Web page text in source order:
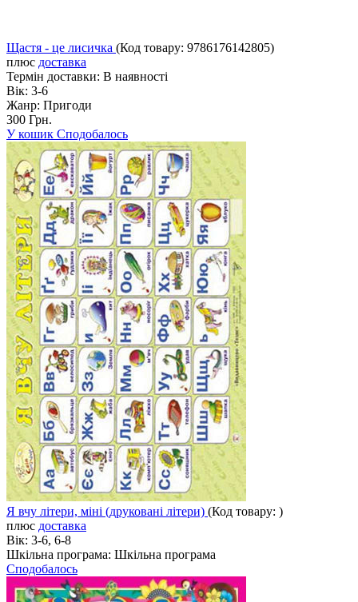
Щастя - це лисичка (Код товару: 9786176142805)
плюс доставка
Термін доставки: В наявності
Вік: 3-6
Жанр: Пригоди
300 Грн.
У кошик Сподобалось
Я вчу літери, міні (друковані літери) (Код товару: )
плюс доставка
Вік: 3-6, 6-8
Шкільна програма: Шкільна програма
Сподобалось